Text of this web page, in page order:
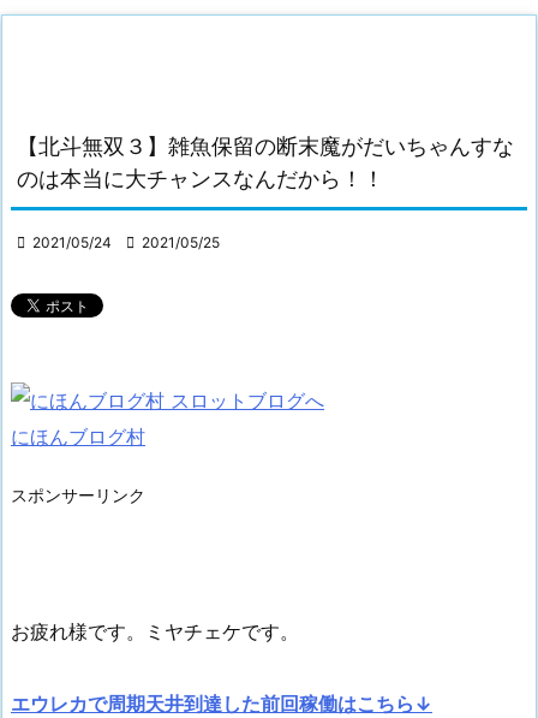
【北斗無双３】雑魚保留の断末魔がだいちゃんすな
のは本当に大チャンスなんだから！！
 2021/05/24  2021/05/25
にほんブログ村
スポンサーリンク
お疲れ様です。ミヤチェケです。
エウレカで周期天井到達した前回稼働はこちら↓